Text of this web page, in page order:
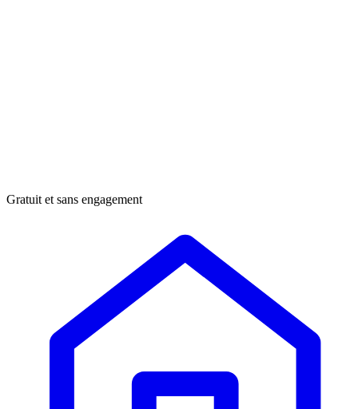
Gratuit et sans engagement